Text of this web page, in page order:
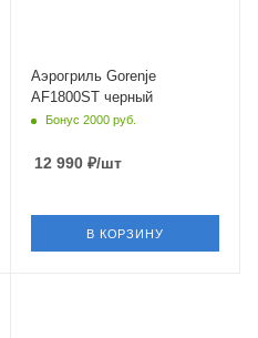
Аэрогриль Gorenje
AF1800ST черный
Бонус 2000 руб.
12 990₽/шт
В КОРЗИНУ